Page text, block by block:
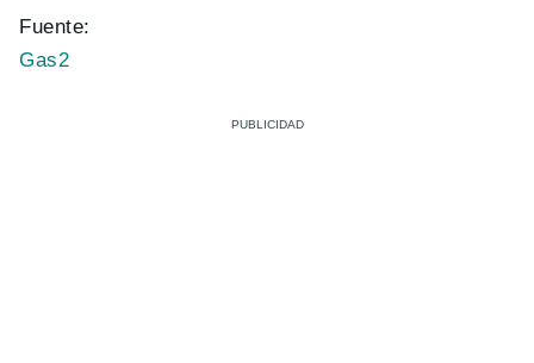
Fuente:
Gas2